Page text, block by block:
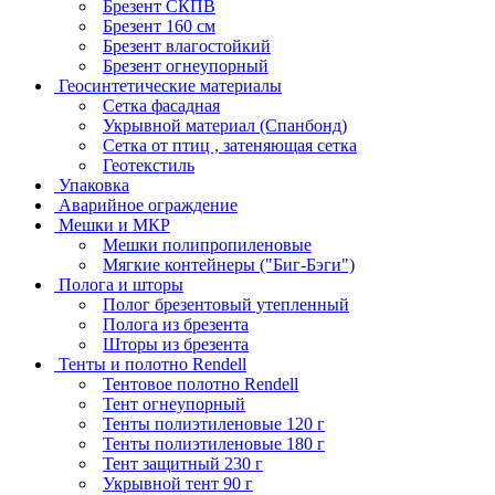
Брезент СКПВ
Брезент 160 см
Брезент влагостойкий
Брезент огнеупорный
Геосинтетические материалы
Сетка фасадная
Укрывной материал (Спанбонд)
Сетка от птиц , затеняющая сетка
Геотекстиль
Упаковка
Аварийное ограждение
Мешки и МКР
Мешки полипропиленовые
Мягкие контейнеры ("Биг-Бэги")
Полога и шторы
Полог брезентовый утепленный
Полога из брезента
Шторы из брезента
Тенты и полотно Rendell
Тентовое полотно Rendell
Тент огнеупорный
Тенты полиэтиленовые 120 г
Тенты полиэтиленовые 180 г
Тент защитный 230 г
Укрывной тент 90 г